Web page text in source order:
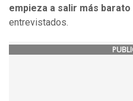
empieza a salir más barato
entrevistados.